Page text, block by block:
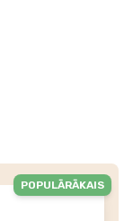
POPULĀRĀKAIS